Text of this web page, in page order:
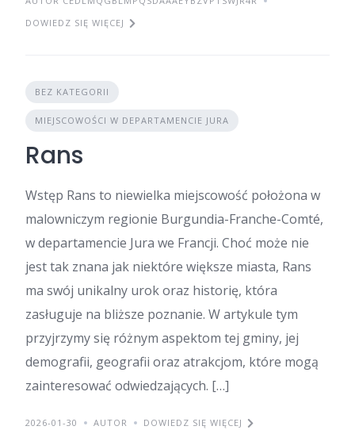
DOWIEDZ SIĘ WIĘCEJ
BEZ KATEGORII
MIEJSCOWOŚCI W DEPARTAMENCIE JURA
Rans
Wstęp Rans to niewielka miejscowość położona w
malowniczym regionie Burgundia-Franche-Comté,
w departamencie Jura we Francji. Choć może nie
jest tak znana jak niektóre większe miasta, Rans
ma swój unikalny urok oraz historię, która
zasługuje na bliższe poznanie. W artykule tym
przyjrzymy się różnym aspektom tej gminy, jej
demografii, geografii oraz atrakcjom, które mogą
zainteresować odwiedzających. […]
2026-01-30 AUTOR DOWIEDZ SIĘ WIĘCEJ